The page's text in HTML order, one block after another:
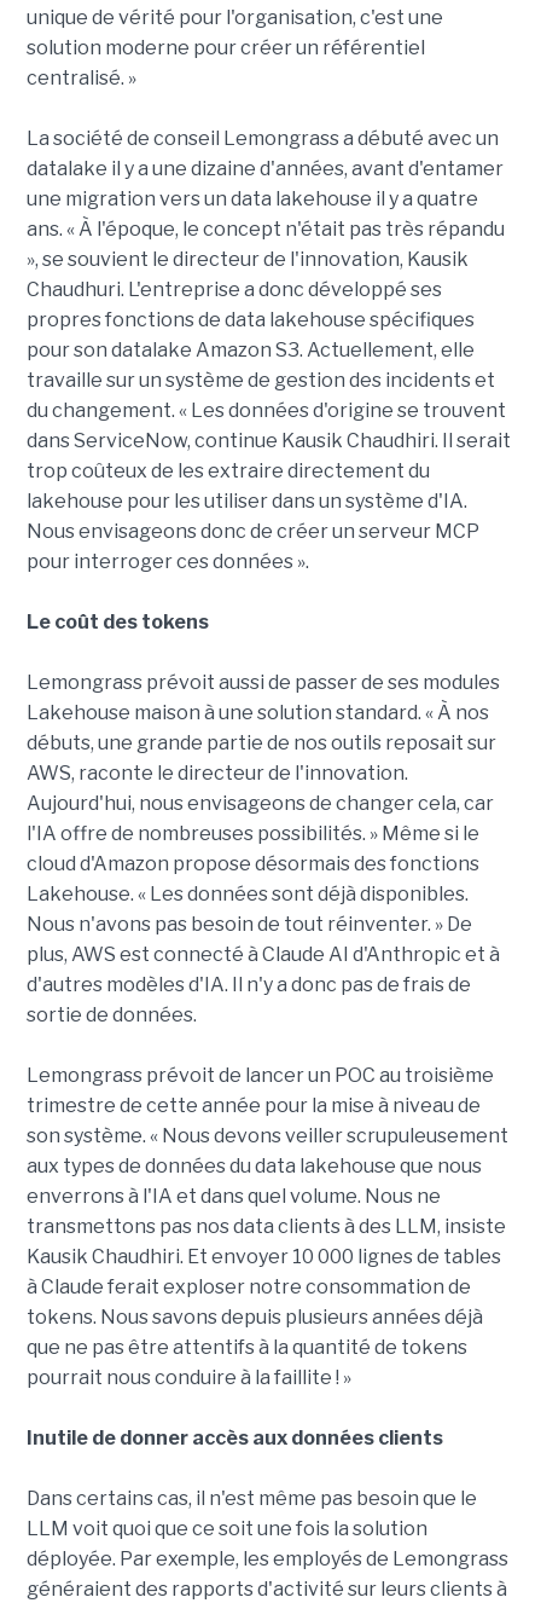
unique de vérité pour l'organisation, c'est une
solution moderne pour créer un référentiel
centralisé. »
La société de conseil Lemongrass a débuté avec un
datalake il y a une dizaine d'années, avant d'entamer
une migration vers un data lakehouse il y a quatre
ans. « À l'époque, le concept n'était pas très répandu
», se souvient le directeur de l'innovation, Kausik
Chaudhuri. L'entreprise a donc développé ses
propres fonctions de data lakehouse spécifiques
pour son datalake Amazon S3. Actuellement, elle
travaille sur un système de gestion des incidents et
du changement. « Les données d'origine se trouvent
dans ServiceNow, continue Kausik Chaudhiri. Il serait
trop coûteux de les extraire directement du
lakehouse pour les utiliser dans un système d'IA.
Nous envisageons donc de créer un serveur MCP
pour interroger ces données ».
Le coût des tokens
Lemongrass prévoit aussi de passer de ses modules
Lakehouse maison à une solution standard. « À nos
débuts, une grande partie de nos outils reposait sur
AWS, raconte le directeur de l'innovation.
Aujourd'hui, nous envisageons de changer cela, car
l'IA offre de nombreuses possibilités. » Même si le
cloud d'Amazon propose désormais des fonctions
Lakehouse. « Les données sont déjà disponibles.
Nous n'avons pas besoin de tout réinventer. » De
plus, AWS est connecté à Claude AI d'Anthropic et à
d'autres modèles d'IA. Il n'y a donc pas de frais de
sortie de données.
Lemongrass prévoit de lancer un POC au troisième
trimestre de cette année pour la mise à niveau de
son système. « Nous devons veiller scrupuleusement
aux types de données du data lakehouse que nous
enverrons à l'IA et dans quel volume. Nous ne
transmettons pas nos data clients à des LLM, insiste
Kausik Chaudhiri. Et envoyer 10 000 lignes de tables
à Claude ferait exploser notre consommation de
tokens. Nous savons depuis plusieurs années déjà
que ne pas être attentifs à la quantité de tokens
pourrait nous conduire à la faillite ! »
Inutile de donner accès aux données clients
Dans certains cas, il n'est même pas besoin que le
LLM voit quoi que ce soit une fois la solution
déployée. Par exemple, les employés de Lemongrass
généraient des rapports d'activité sur leurs clients à